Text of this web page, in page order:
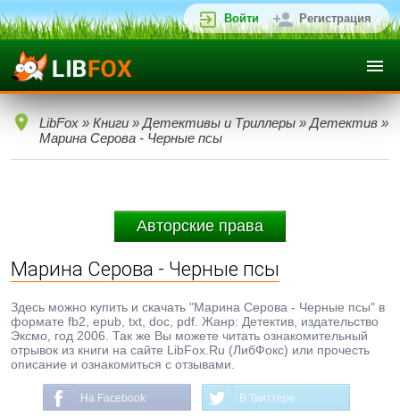
Войти Регистрация
LibFox » Книги » Детективы и Триллеры » Детектив »
Марина Серова - Черные псы
Авторские права
Марина Серова - Черные псы
Здесь можно купить и скачать "Марина Серова - Черные псы" в
формате fb2, epub, txt, doc, pdf. Жанр: Детектив, издательство
Эксмо, год 2006. Так же Вы можете читать ознакомительный
отрывок из книги на сайте LibFox.Ru (ЛибФокс) или прочесть
описание и ознакомиться с отзывами.
На Facebook В Твиттере